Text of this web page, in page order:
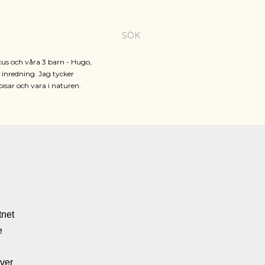
SÖK
och våra 3 barn - Hugo,
inredning. Jag tycker
och vara i naturen.